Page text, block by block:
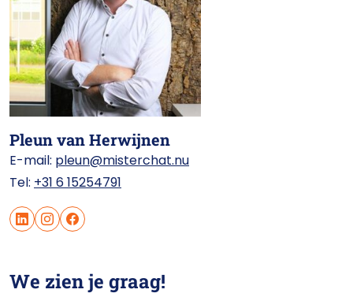
Pleun van Herwijnen
E-mail: pleun@misterchat.nu
Tel: +31 6 15254791
We zien je graag!